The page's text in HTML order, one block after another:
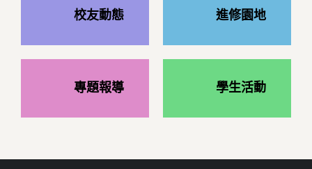
校友動態 進修園地
專題報導 學生活動